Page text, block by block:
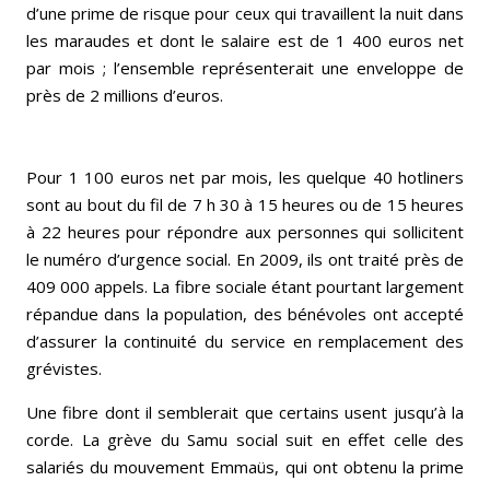
d’une prime de risque pour ceux qui travaillent la nuit dans
les maraudes et dont le salaire est de 1 400 euros net
par mois ; l’ensemble représenterait une enveloppe de
près de 2 millions d’euros.
Pour 1 100 euros net par mois, les quelque 40 hotliners
sont au bout du fil de 7 h 30 à 15 heures ou de 15 heures
à 22 heures pour répondre aux personnes qui sollicitent
le numéro d’urgence social. En 2009, ils ont traité près de
409 000 appels. La fibre sociale étant pourtant largement
répandue dans la population, des bénévoles ont accepté
d’assurer la continuité du service en remplacement des
grévistes.
Une fibre dont il semblerait que certains usent jusqu’à la
corde. La grève du Samu social suit en effet celle des
salariés du mouvement Emmaüs, qui ont obtenu la prime